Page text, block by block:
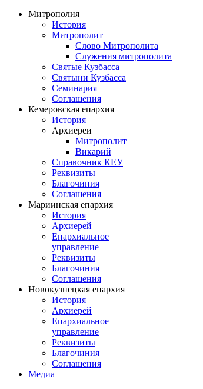
Митрополия
История
Митрополит
Слово Митрополита
Служения митрополита
Святые Кузбасса
Святыни Кузбасса
Семинария
Соглашения
Кемеровская епархия
История
Архиереи
Митрополит
Викарий
Справочник КЕУ
Реквизиты
Благочиния
Соглашения
Мариинская епархия
История
Архиерей
Епархиальное
управление
Реквизиты
Благочиния
Соглашения
Новокузнецкая епархия
История
Архиерей
Епархиальное
управление
Реквизиты
Благочиния
Соглашения
Медиа